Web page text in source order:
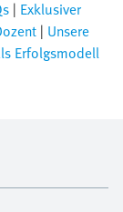
| Exklusiver
| Unsere
Erfolgsmodell